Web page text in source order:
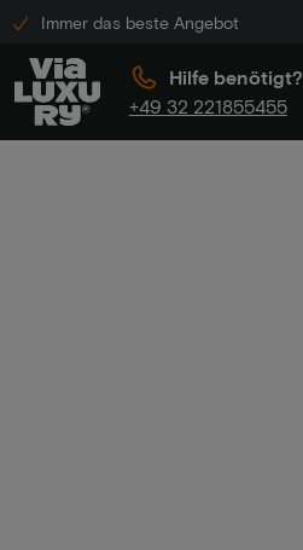
Immer das beste Angebot
Hilfe benötigt?
+49 32 221855455